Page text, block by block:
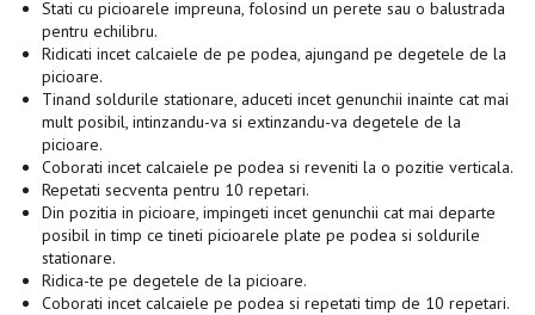
Stati cu picioarele impreuna, folosind un perete sau o balustrada
pentru echilibru.
Ridicati incet calcaiele de pe podea, ajungand pe degetele de la
picioare.
Tinand soldurile stationare, aduceti incet genunchii inainte cat mai
mult posibil, intinzandu-va si extinzandu-va degetele de la
picioare.
Coborati incet calcaiele pe podea si reveniti la o pozitie verticala.
Repetati secventa pentru 10 repetari.
Din pozitia in picioare, impingeti incet genunchii cat mai departe
posibil in timp ce tineti picioarele plate pe podea si soldurile
stationare.
Ridica-te pe degetele de la picioare.
Coborati incet calcaiele pe podea si repetati timp de 10 repetari.